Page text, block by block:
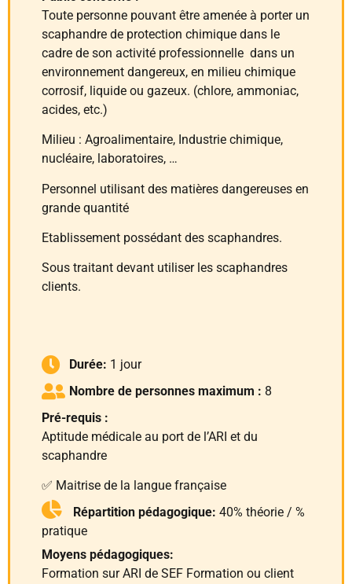
Toute personne pouvant être amenée à porter un
scaphandre de protection chimique dans le
cadre de son activité professionnelle dans un
environnement dangereux, en milieu chimique
corrosif, liquide ou gazeux. (chlore, ammoniac,
acides, etc.)
Milieu : Agroalimentaire, Industrie chimique,
nucléaire, laboratoires, …
Personnel utilisant des matières dangereuses en
grande quantité
Etablissement possédant des scaphandres.
Sous traitant devant utiliser les scaphandres
clients.
Durée: 1 jour
Nombre de personnes maximum : 8
Pré-requis :
Aptitude médicale au port de l’ARI et du
scaphandre
✅ Maitrise de la langue française
Répartition pédagogique: 40% théorie / %
pratique
Moyens pédagogiques:
Formation sur ARI de SEF Formation ou client